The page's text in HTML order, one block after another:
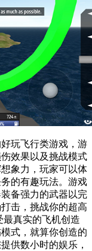
玩飞行类游戏，游
效果以及挑战模式
象力，玩家可以体
的有趣玩法。游戏
备强力的武器以完
击，挑战你的超高
真实的飞机创造
式，就算你创造的
供数小时的娱乐，